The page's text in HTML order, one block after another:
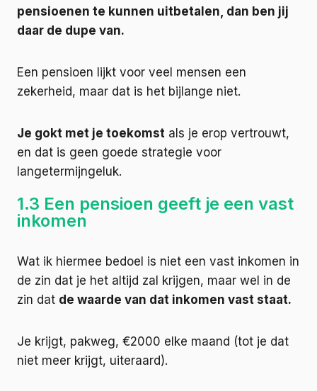
pensioenen te kunnen uitbetalen, dan ben jij
daar de dupe van.
Een pensioen lijkt voor veel mensen een
zekerheid, maar dat is het bijlange niet.
Je gokt met je toekomst als je erop vertrouwt,
en dat is geen goede strategie voor
langetermijngeluk.
1.3 Een pensioen geeft je een vast
inkomen
Wat ik hiermee bedoel is niet een vast inkomen in
de zin dat je het altijd zal krijgen, maar wel in de
zin dat de waarde van dat inkomen vast staat.
Je krijgt, pakweg, €2000 elke maand (tot je dat
niet meer krijgt, uiteraard).